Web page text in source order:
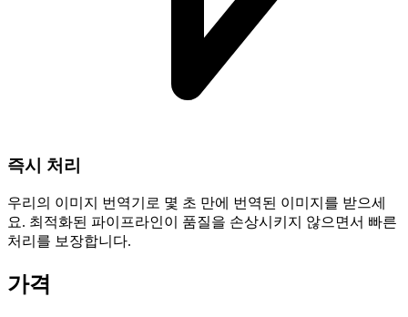
즉시 처리
우리의 이미지 번역기로 몇 초 만에 번역된 이미지를 받으세
요. 최적화된 파이프라인이 품질을 손상시키지 않으면서 빠른
처리를 보장합니다.
가격